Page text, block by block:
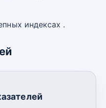
индексах .